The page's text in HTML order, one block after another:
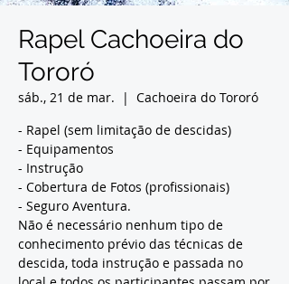
Rapel Cachoeira do
Tororó
sáb., 21 de mar.
  |
Cachoeira do Tororó
- Rapel (sem limitação de descidas)
- Equipamentos
- Instrução
- Cobertura de Fotos (profissionais)
- Seguro Aventura.
Não é necessário nenhum tipo de
conhecimento prévio das técnicas de
descida, toda instrução e passada no